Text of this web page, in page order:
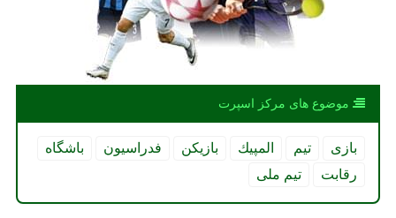
موضوع های مركز اسپرت
بازی تیم المپیك بازیكن فدراسیون
باشگاه
رقابت
تیم ملی